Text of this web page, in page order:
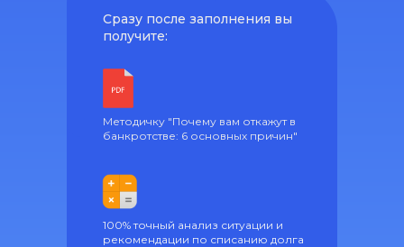
Методичку "Почему вам откажут в
банкротстве: 6 основных причин"
Сразу после заполнения вы
получите:
100% точный анализ ситуации и
рекомендации по списанию долга